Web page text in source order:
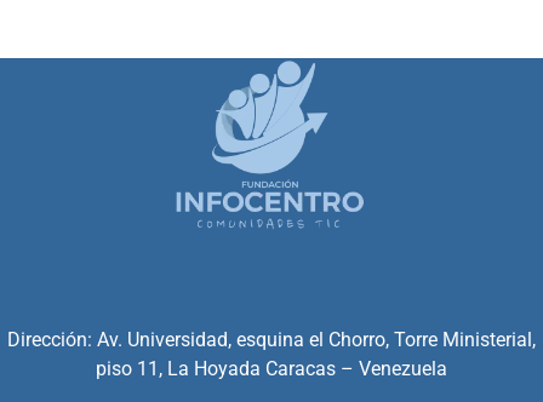
Dirección: Av. Universidad, esquina el Chorro, Torre Ministerial,
piso 11, La Hoyada Caracas – Venezuela